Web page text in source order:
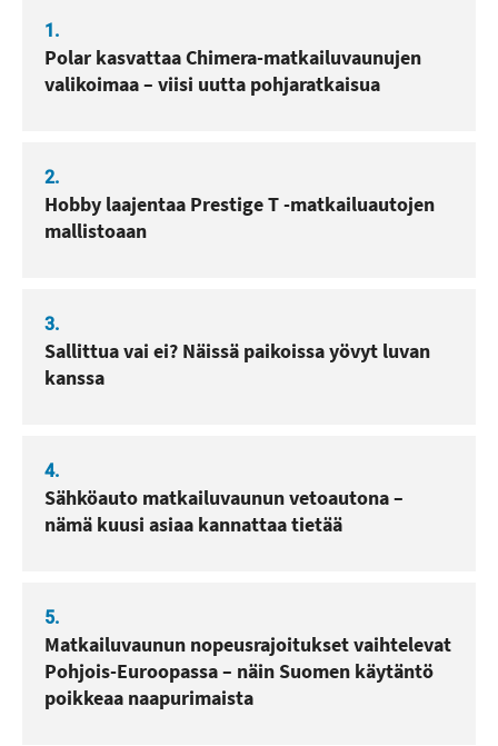
1.
Polar kasvattaa Chimera-matkailuvaunujen
valikoimaa – viisi uutta pohjaratkaisua
2.
Hobby laajentaa Prestige T -matkailuautojen
mallistoaan
3.
Sallittua vai ei? Näissä paikoissa yövyt luvan
kanssa
4.
Sähköauto matkailuvaunun vetoautona –
nämä kuusi asiaa kannattaa tietää
5.
Matkailuvaunun nopeusrajoitukset vaihtelevat
Pohjois-Euroopassa – näin Suomen käytäntö
poikkeaa naapurimaista